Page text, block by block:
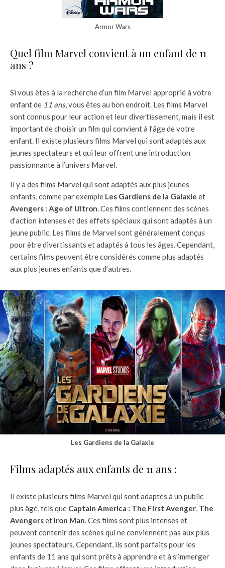
Armor Wars
Quel film Marvel convient à un enfant de 11
ans ?
Si vous êtes à la recherche d’un film Marvel approprié à votre
enfant de 11 ans, vous êtes au bon endroit. Les films Marvel
sont connus pour leur action et leur divertissement, mais il est
important de choisir un film qui convient à l’âge de votre
enfant. Il existe plusieurs films Marvel qui sont adaptés aux
jeunes spectateurs et qui leur offrent une introduction
passionnante à l’univers Marvel.
Il y a des films Marvel qui sont adaptés aux plus jeunes
enfants, comme par exemple Les Gardiens de la Galaxie et
Avengers : Age of Ultron. Ces films contiennent des scènes
d’action intenses et des effets spéciaux qui sont adaptés à un
jeune public. Les films de Marvel sont généralement conçus
pour être divertissants et adaptés à tous les âges. Cependant,
certains films peuvent être considérés comme plus adaptés
aux plus jeunes enfants que d’autres.
Les Gardiens de la Galaxie
Films adaptés aux enfants de 11 ans :
Il existe plusieurs films Marvel qui sont adaptés à un public
plus âgé, tels que Captain America : The First Avenger, The
Avengerset Iron Man. Ces films sont plus intenses et
peuvent contenir des scènes qui ne conviennent pas aux plus
jeunes spectateurs. Cependant, ils sont parfaits pour les
enfants de 11 ans qui sont prêts à apprendre et à s’immerger